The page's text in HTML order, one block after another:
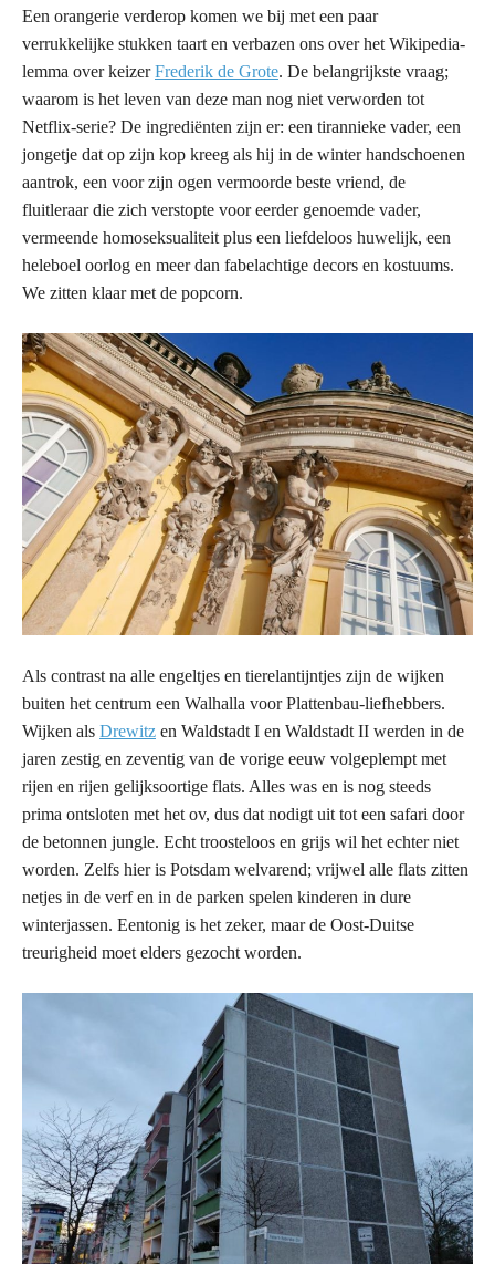
Een orangerie verderop komen we bij met een paar
verrukkelijke stukken taart en verbazen ons over het Wikipedia-
lemma over keizerFrederik de Grote. De belangrijkste vraag;
waarom is het leven van deze man nog niet verworden tot
Netflix-serie? De ingrediënten zijn er: een tirannieke vader, een
jongetje dat op zijn kop kreeg als hij in de winter handschoenen
aantrok, een voor zijn ogen vermoorde beste vriend, de
fluitleraar die zich verstopte voor eerder genoemde vader,
vermeende homoseksualiteit plus een liefdeloos huwelijk, een
heleboel oorlog en meer dan fabelachtige decors en kostuums.
We zitten klaar met de popcorn.
Als contrast na alle engeltjes en tierelantijntjes zijn de wijken
buiten het centrum een Walhalla voor Plattenbau-liefhebbers.
Wijken als Drewitz en Waldstadt I en Waldstadt II werden in de
jaren zestig en zeventig van de vorige eeuw volgeplempt met
rijen en rijen gelijksoortige flats. Alles was en is nog steeds
prima ontsloten met het ov, dus dat nodigt uit tot een safari door
de betonnen jungle. Echt troosteloos en grijs wil het echter niet
worden. Zelfs hier is Potsdam welvarend; vrijwel alle flats zitten
netjes in de verf en in de parken spelen kinderen in dure
winterjassen. Eentonig is het zeker, maar de Oost-Duitse
treurigheid moet elders gezocht worden.